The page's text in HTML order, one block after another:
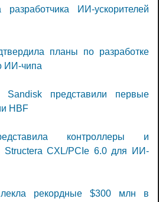
разработчика ИИ-ускорителей
планы по разработке
ИИ-чипа
представили первые
HBF
контроллеры и
Structera CXL/PCIe 6.0 для ИИ-
рекордные $300 млн в